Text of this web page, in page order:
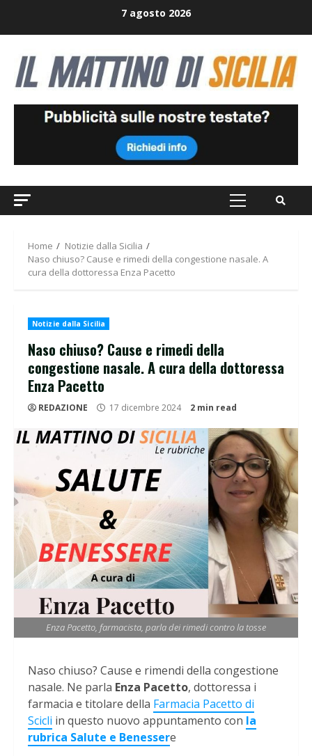
7 agosto 2026
Primary
Home
Notizie dalla Sicilia
Naso chiuso? Cause e rimedi della congestione nasale. A
cura della dottoressa Enza Pacetto
Notizie dalla Sicilia
Naso chiuso? Cause e rimedi della
congestione nasale. A cura della dottoressa
Enza Pacetto
REDAZIONE 17 dicembre 2024 2 min read
Enza Pacetto, farmacista, parla dei rimedi contro la tosse
Naso chiuso? Cause e rimendi della congestione
nasale. Ne parla Enza Pacetto, dottoressa i
farmacia e titolare della Farmacia Pacetto di
Scicli in questo nuovo appuntamento con la
rubrica Salute e Benessere